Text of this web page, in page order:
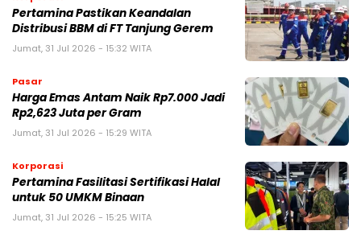
Pertamina Pastikan Keandalan
Distribusi BBM di FT Tanjung Gerem
Jumat, 31 Jul 2026 - 15:32 WITA
Pasar
Harga Emas Antam Naik Rp7.000 Jadi
Rp2,623 Juta per Gram
Jumat, 31 Jul 2026 - 15:29 WITA
Korporasi
Pertamina Fasilitasi Sertifikasi Halal
untuk 50 UMKM Binaan
Jumat, 31 Jul 2026 - 15:25 WITA